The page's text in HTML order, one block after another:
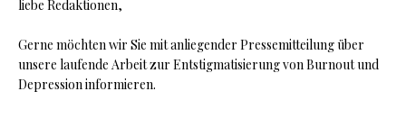
liebe Redaktionen,
Gerne möchten wir Sie mit anliegender Pressemitteilung über
unsere laufende Arbeit zur Entstigmatisierung von Burnout und
Depression informieren.